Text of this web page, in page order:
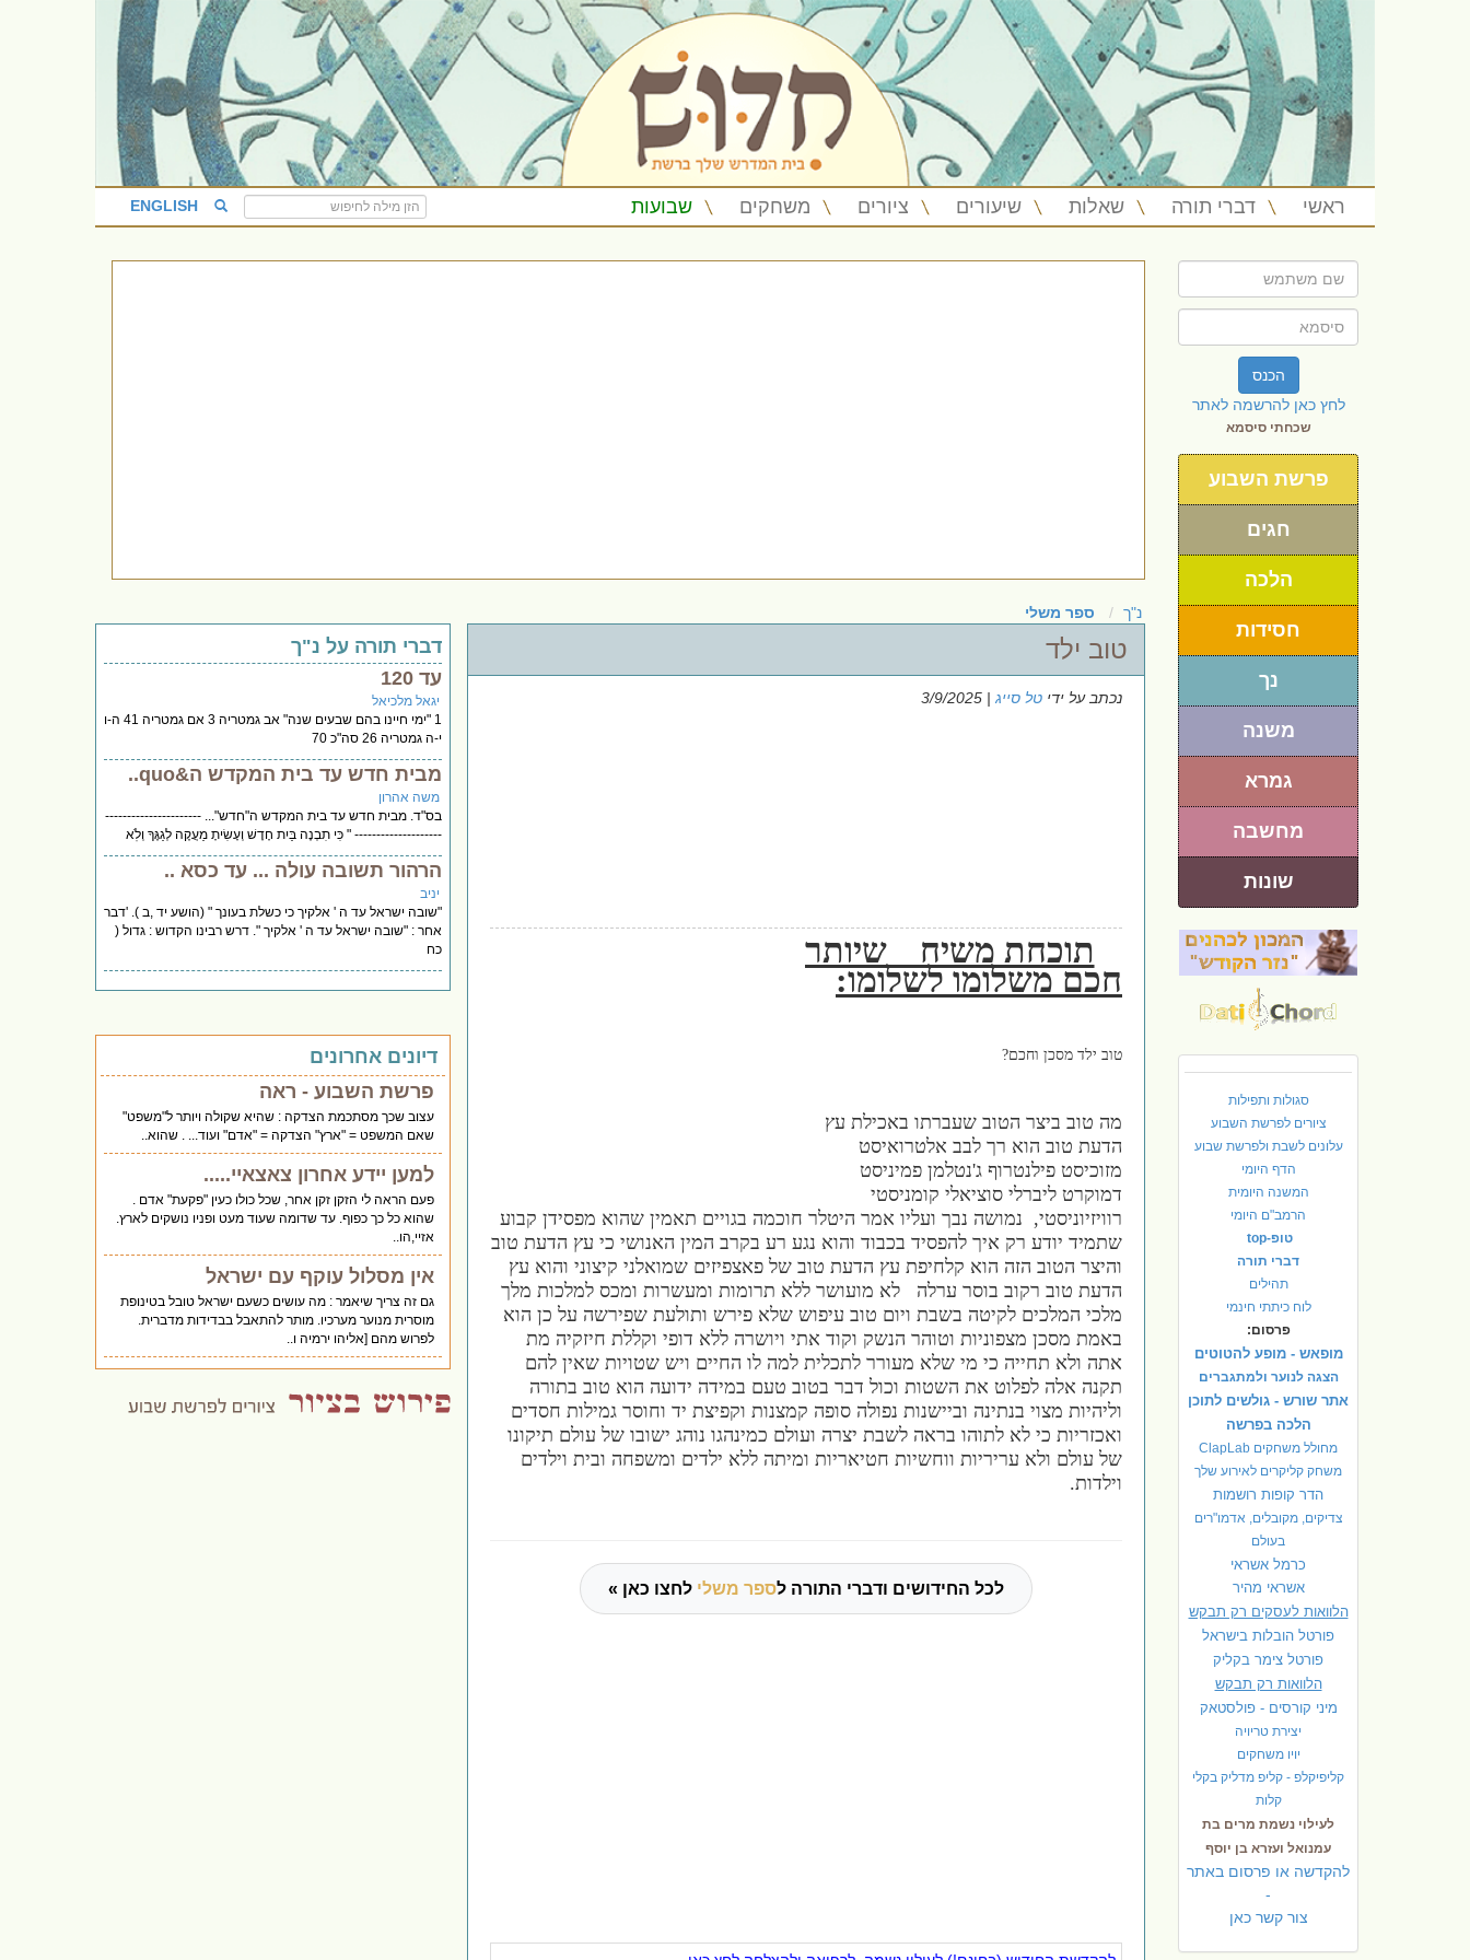
ראשי דברי תורה שאלות שיעורים ציורים משחקים שבועות ENGLISH
הכנס
לחץ כאן להרשמה לאתר
שכחתי סיסמא
פרשת השבוע
חגים
הלכה
חסידות
נך
משנה
גמרא
מחשבה
שונות
סגולות ותפילות
ציורים לפרשת השבוע
עלונים לשבת ולפרשת שבוע
הדף היומי
המשנה היומית
הרמב"ם היומי
טופ-top
דברי תורה
תהילים
לוח כיתתי חינמי
פרסום:
מופאש - מופע להטוטים
הצגה לנוער ולמתגברים
אתר שורש - גולשים לתוכן
הלכה בפרשה
מחולל משחקים ClapLab
משחק קליקרים לאירוע שלך
הדר קופות רושמות
צדיקים, מקובלים, אדמו"רים
בעולם
כרמל אשראי
אשראי מהיר
הלוואות לעסקים רק תבקש
פורטל הובלות בישראל
פורטל צימר בקליק
הלוואות רק תבקש
מיני קורסים - פולסטאק
יצירת טריויה
יויו משחקים
קליפיקלפ - קליפ מדליק בקלי
קלות
לעילוי נשמת מרים בת
עמנואל ועזרא בן יוסף
להקדשה או פרסום באתר
-
צור קשר כאן
נ"ך ספר משלי
טוב ילד
נכתב על ידי טל סייג | 3/9/2025
תוכחת משיח שיותר
חכם משלומו לשלומו:
טוב ילד מסכן וחכם?
מה טוב ביצר הטוב שעברתו באכילת עץ
הדעת טוב הוא רך לבב אלטרואיסט
מזוכיסט פילנטרוף ג'נטלמן פמיניסט
דמוקרט ליברלי סוציאלי קומניסטי
רוויזיוניסטי, נמושה נבך ועליו אמר היטלר חוכמה בגויים תאמין שהוא מפסידן קבוע
שתמיד יודע רק איך להפסיד בכבוד והוא נגע רע בקרב המין האנושי כי עץ הדעת טוב
והיצר הטוב הזה הוא קלחיפת עץ הדעת טוב של פאצפיזים שמואלני קיצוני והוא עץ
הדעת טוב רקוב בוסר ערלה לא מועושר ללא תרומות ומעשרות ומכס למלכות מלך
מלכי המלכים לקיטה בשבת ויום טוב עיפוש שלא פירש ותולעת שפירשה על כן הוא
באמת מסכן מצפוניות וטוהר הנשק וקוד אתי ויושרה ללא דופי וקללת חיזקיה מת
אתה ולא תחייה כי מי שלא מעורר לתכלית למה לו החיים ויש שטויות שאין להם
תקנה אלה לפלוט את השטות וכול דבר בטוב טעם במידה ידועה הוא טוב בתורה
וליהיות מצוי בנתינה וביישנות נפולה סופה קמצנות וקפיצת יד וחוסר גמילות חסדים
ואכזריות כי לא לתוהו בראה לשבת יצרה ועולם כמינהגו נוהג ישובו של עולם תיקונו
של עולם ולא עריריות ווחשיות חטיאריות ומיתה ללא ילדים ומשפחה ובית וילדים
וילדות.
לכל החידושים ודברי התורה לספר משלי לחצו כאן »
דברי תורה על נ"ך
עד 120
יגאל מלכיאל
1 "ימי חיינו בהם שבעים שנה" אב גמטריה 3 אם גמטריה 41 ה-ו
י-ה גמטריה 26 סה"כ 70
מבית חדש עד בית המקדש ה&quo..
משה אהרון
בס"ד. מבית חדש עד בית המקדש ה"חדש"... ----------------------
-------------------- " כִּי תִבְנֶה בַּיִת חָדָשׁ וְעָשִׂיתָ מַעֲקֶה לְגַגֶּךָ וְלֹֽא
הרהור תשובה עולה ... עד כסא ..
יניב
"שובה ישראל עד ה ' אלקיך כי כשלת בעונך " (הושע יד ,ב ). 'דבר
אחר : "שובה ישראל עד ה ' אלקיך ". דרש רבינו הקדוש : גדול (
כח
דיונים אחרונים
פרשת השבוע - ראה
עצוב שכך מסתכמת הצדקה : שהיא שקולה ויותר ל"משפט"
שאם המשפט = "ארץ" הצדקה = "אדם" ועוד... . שהוא..
למען יידע אחרון צאצאיי.....
פעם הראה לי הזקן זקן אחר, שכל כולו כעין "פקעת" אדם .
שהוא כל כך כפוף. עד שדומה שעוד מעט ופניו נושקים לארץ.
אזיי,הו..
אין מסלול עוקף עם ישראל
גם זה צריך שיאמר : מה עושים כשעם ישראל טובל בטינופת
מוסרית מנוער מערכיו. מותר להתאבל בבדידות מדברית.
לפרוש מהם [אליהו ירמיה ו..